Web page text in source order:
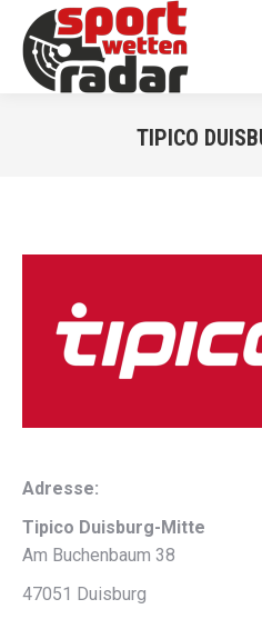
TIPICO
Adresse:
Tipico Duisburg-Mitte
Am Buchenbaum 38
47051 Duisburg